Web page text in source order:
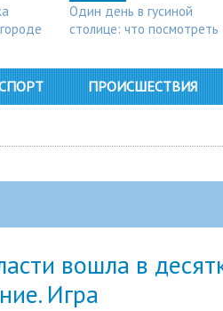
Один день в гусиной
столице: что посмотреть
ПРОИСШЕСТВИЯ
вошла в
Игра